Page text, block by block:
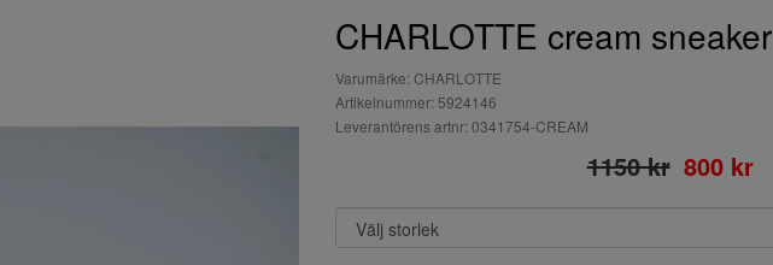
CHARLOTTE cream sneaker
Varumärke: CHARLOTTE
Artikelnummer: 5924146
Leverantörens artnr: 0341754-CREAM
1150 kr 800 kr